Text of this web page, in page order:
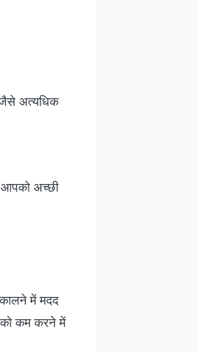
अत्यधिक
अच्छी
में मदद
कम करने में